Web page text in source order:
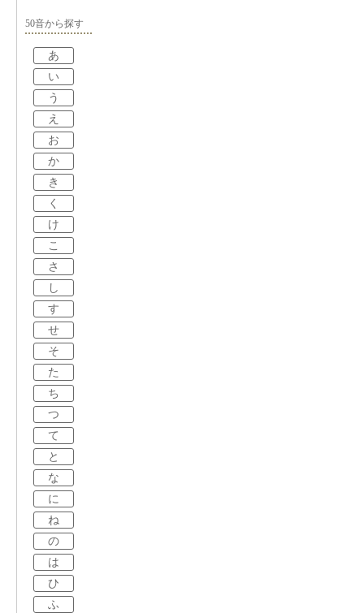
50音から探す
あ
い
う
え
お
か
き
く
け
こ
さ
し
す
せ
そ
た
ち
つ
て
と
な
に
ね
の
は
ひ
ふ